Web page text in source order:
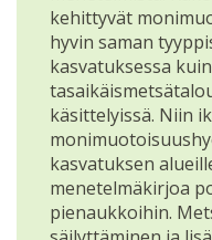
kehittyvät
hyvin saman
kasvatuksessa
käsittelyissä. Niin
kasvatuksen
menetelmäkirjoa
pienaukkoihin.